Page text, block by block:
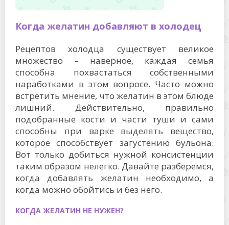
Когда желатин добавляют в холодец
Рецептов холодца существует великое
множество – наверное, каждая семья
способна похвастаться собственными
наработками в этом вопросе. Часто можно
встретить мнение, что желатин в этом блюде
лишний. Действительно, правильно
подобранные кости и части туши и сами
способны при варке выделять вещество,
которое способствует загустению бульона.
Вот только добиться нужной консистенции
таким образом нелегко. Давайте разберемся,
когда добавлять желатин необходимо, а
когда можно обойтись и без него.
КОГДА ЖЕЛАТИН НЕ НУЖЕН?